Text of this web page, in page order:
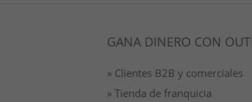
GANA DINERO CON
» Clientes B2B y comerciales
» Tienda de franquicia